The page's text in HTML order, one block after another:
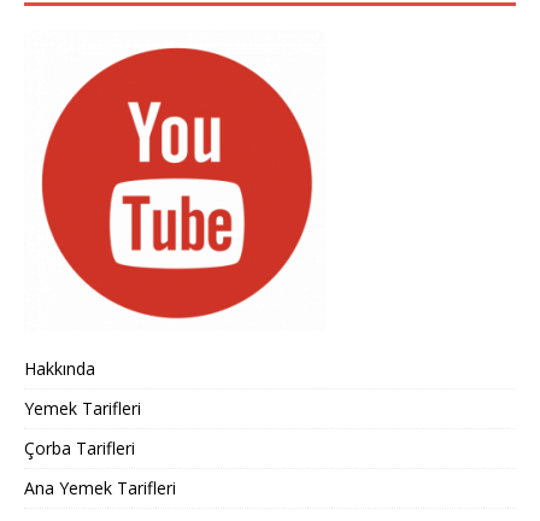
Hakkında
Yemek Tarifleri
Çorba Tarifleri
Ana Yemek Tarifleri